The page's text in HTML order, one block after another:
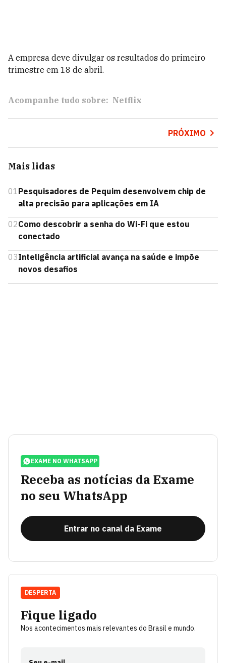
A empresa deve divulgar os resultados do primeiro
trimestre em 18 de abril.
Acompanhe tudo sobre: Netflix
PRÓXIMO
Mais lidas
01Pesquisadores de Pequim desenvolvem chip de
alta precisão para aplicações em IA
02Como descobrir a senha do Wi-Fi que estou
conectado
03Inteligência artificial avança na saúde e impõe
novos desafios
EXAME NO WHATSAPP
Receba as notícias da Exame
no seu WhatsApp
Entrar no canal da Exame
Fique ligado
Nos acontecimentos mais relevantes do Brasil e mundo.
DESPERTA